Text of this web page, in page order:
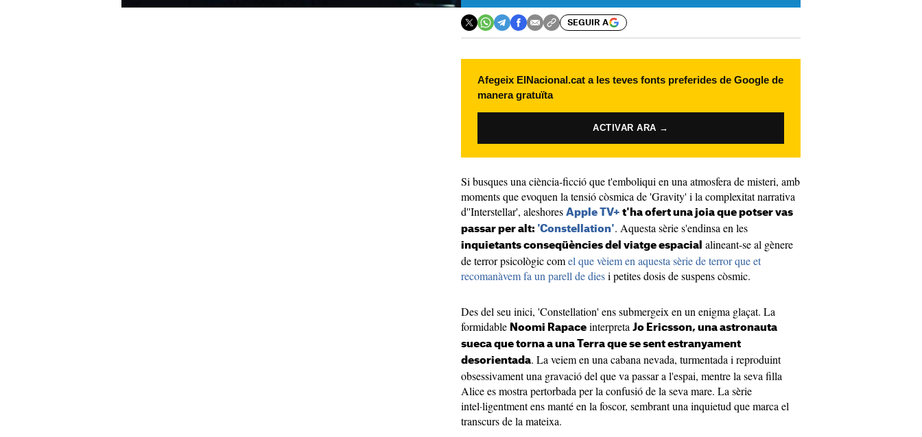
SEGUIR A
Afegeix ElNacional.cat a les teves fonts preferides de Google de
manera gratuïta
ACTIVAR ARA →
Si busques una ciència-ficció que t'emboliqui en una atmosfera de misteri, amb
moments que evoquen la tensió còsmica de 'Gravity' i la complexitat narrativa
d''Interstellar', aleshores Apple TV+ t'ha ofert una joia que potser vas
passar per alt: 'Constellation'. Aquesta sèrie s'endinsa en les
inquietants conseqüències del viatge espacial alineant-se al gènere
de terror psicològic comel que vèiem en aquesta sèrie de terror que et
recomanàvem fa un parell de diesi petites dosis de suspens còsmic.
Des del seu inici, 'Constellation' ens submergeix en un enigma glaçat. La
formidable Noomi Rapace interpreta Jo Ericsson, una astronauta
sueca que torna a una Terra que se sent estranyament
desorientada. La veiem en una cabana nevada, turmentada i reproduint
obsessivament una gravació del que va passar a l'espai, mentre la seva filla
Alice es mostra pertorbada per la confusió de la seva mare. La sèrie
intel·ligentment ens manté en la foscor, sembrant una inquietud que marca el
transcurs de la mateixa.